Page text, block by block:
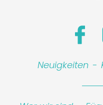
Neuigkeiten -